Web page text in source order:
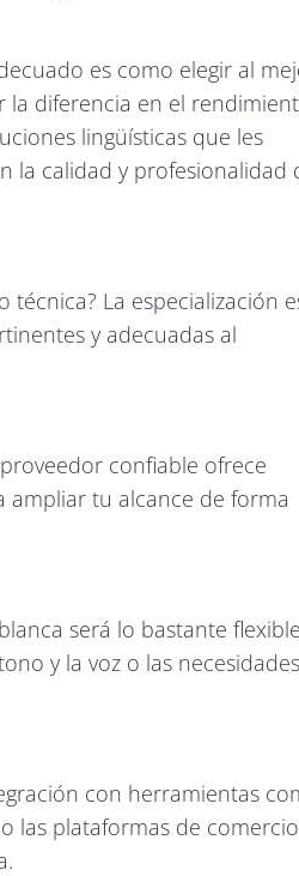
es como elegir al
la diferencia en el
lingüísticas que les
la calidad y profesionalidad
La especialización
y adecuadas al
confiable ofrece
ampliar tu alcance de forma
será lo bastante
y la voz o las necesidades
con herramientas
las plataformas de comercio